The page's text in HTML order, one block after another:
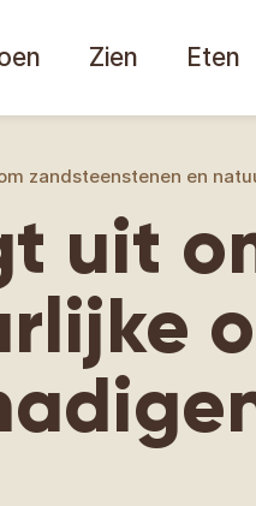
Zien Eten
zandsteenstenen en
uit